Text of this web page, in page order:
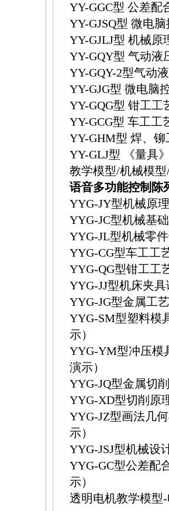
YY-GGC型 公差配
YY-GJSQ型 微电
YY-GJLJ型 机械
YY-GQY型 气动液
YY-GQY-2型气动
YY-GJG型 微电脑
YY-GQG型 钳工
YY-GCG型 车工工
YY-GHM型 焊、
YY-GLJ型 《量具
教学模型/机械模
语音多功能控制陈
YYG-JY型机械原
YYG-JC型机械基
YYG-JL型机械零
YYG-CG型车工工
YYG-QG型钳工工
YYG-JJ型机床夹
YYG-JG型金属工
YYG-SM型塑料模
示）
YYG-YM型冲压模
演示）
YYG-JQ型金属切
YYG-XD型切削原
YYG-JZ型画法几
示）
YYG-JSJ型机械设
YYG-GC型公差配
示）
透明电机教学模型